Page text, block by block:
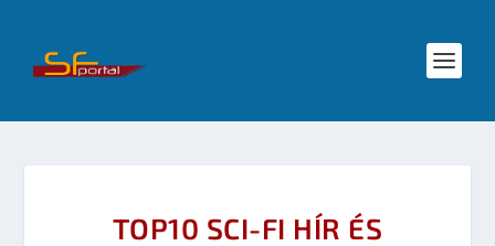
TOP10 SCI-FI HÍR ÉS